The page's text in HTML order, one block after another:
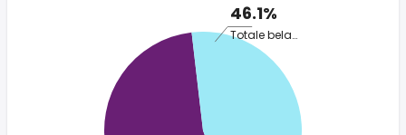
46.1%
Totale belasting